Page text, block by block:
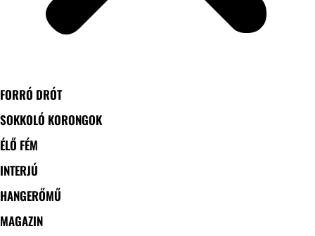
FORRÓ DRÓT
SOKKOLÓ KORONGOK
ÉLŐ FÉM
INTERJÚ
HANGERŐMŰ
MAGAZIN